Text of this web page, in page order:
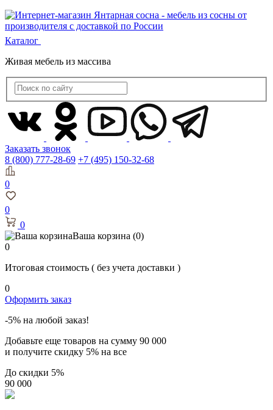
Каталог
Живая мебель из массива
Заказать звонок
8 (800) 777-28-69 +7 (495) 150-32-68
0
0
0
Ваша корзина (0)
0
Итоговая стоимость ( без учета доставки )
0
Оформить заказ
-5% на любой заказ!
Добавьте еще товаров на сумму 90 000
и получите скидку 5% на все
До скидки 5%
90 000